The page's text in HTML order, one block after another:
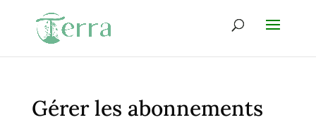
Gérer les abonnements